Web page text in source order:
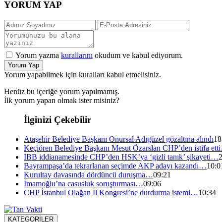
YORUM YAP
Yorum yazma kurallarını okudum ve kabul ediyorum.
Yorum Yap
Yorum yapabilmek için kuralları kabul etmelisiniz.
Henüz bu içeriğe yorum yapılmamış.
İlk yorum yapan olmak ister misiniz?
İlginizi Çekebilir
Ataşehir Belediye Başkanı Onursal Adıgüzel gözaltına alındı
Keçiören Belediye Başkanı Mesut Özarslan CHP’den istifa
İBB iddianamesinde CHP’den HSK’ya ‘gizli tanık’ şikayeti…
Bayrampaşa’da tekrarlanan seçimde AKP adayı kazandı…
Kurultay davasında dördüncü duruşma…09:21
İmamoğlu’na casusluk soruşturması…09:06
CHP İstanbul Olağan İl Kongresi’ne durdurma istemi…10:34
KATEGORİLER